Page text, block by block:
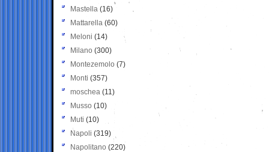
Mastella (16)
Mattarella (60)
Meloni (14)
Milano (300)
Montezemolo (7)
Monti (357)
moschea (11)
Musso (10)
Muti (10)
Napoli (319)
Napolitano (220)